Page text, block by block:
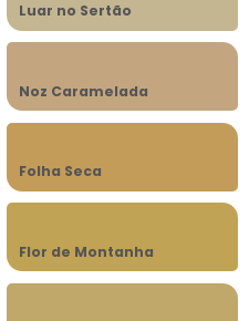
Luar no Sertão
Noz Caramelada
Folha Seca
Flor de Montanha